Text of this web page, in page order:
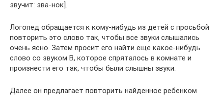
звучит: зва-нок].
Логопед обращается к кому-нибудь из детей с просьбой
повторить это слово так, чтобы все звуки слышались
очень ясно. Затем просит его найти еще какое-нибудь
слово со звуком В, которое спряталось в комнате и
произнести его так, чтобы были слышны звуки.
Далее он предлагает повторить найденное ребенком